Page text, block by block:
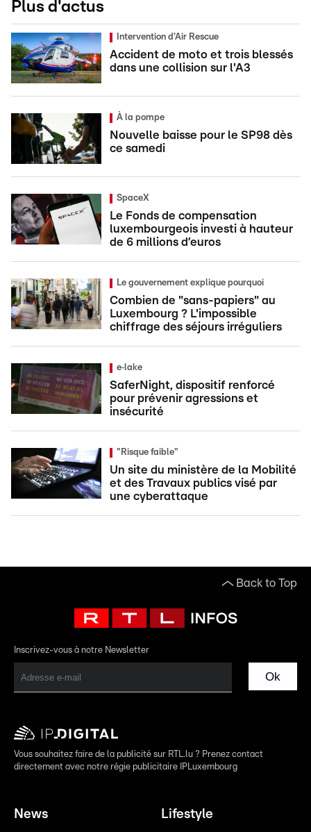
Plus d'actus
Intervention d'Air Rescue
Accident de moto et trois blessés
dans une collision sur l'A3
À la pompe
Nouvelle baisse pour le SP98 dès
ce samedi
SpaceX
Le Fonds de compensation
luxembourgeois investi à hauteur
de 6 millions d’euros
Le gouvernement explique pourquoi
Combien de "sans-papiers" au
Luxembourg ? L'impossible
chiffrage des séjours irréguliers
e‑lake
SaferNight, dispositif renforcé
pour prévenir agressions et
insécurité
"Risque faible"
Un site du ministère de la Mobilité
et des Travaux publics visé par
une cyberattaque
Back to Top
Inscrivez-vous à notre Newsletter
Ok
Vous souhaitez faire de la publicité sur RTL.lu ? Prenez contact
directement avec notre régie publicitaire IPLuxembourg
News Lifestyle